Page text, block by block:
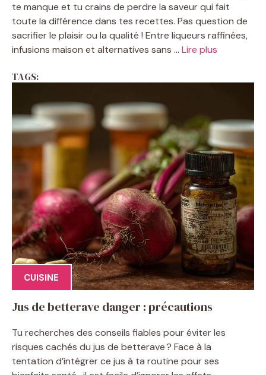
te manque et tu crains de perdre la saveur qui fait
toute la différence dans tes recettes. Pas question de
sacrifier le plaisir ou la qualité ! Entre liqueurs raffinées,
infusions maison et alternatives sans ... Lire plus
TAGS:
CUISINE
Jus de betterave danger : précautions
Tu recherches des conseils fiables pour éviter les
risques cachés du jus de betterave ? Face à la
tentation d’intégrer ce jus à ta routine pour ses